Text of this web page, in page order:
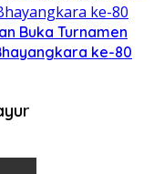
Buka Turnamen
ke-80